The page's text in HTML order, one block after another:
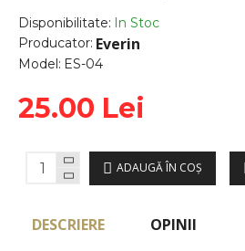
Disponibilitate: In Stoc
Producator: Everin
Model: ES-04
25.00 Lei
ADAUGĂ ÎN COŞ
DESCRIERE OPINII